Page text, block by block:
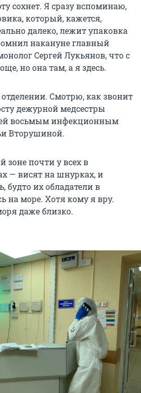
сохнет. Я сразу вспоминаю,
который, кажется,
далеко, лежит упаковка
накануне главный
Сергей Лукьянов, что с
но она там, а я здесь.
Смотрю, как звонит
дежурной медсестры
восьмым инфекционным
Вторушиной.
зоне почти у всех в
— висят на шнурках, и
будто их обладатели в
на море. Хотя кому я вру.
даже близко.